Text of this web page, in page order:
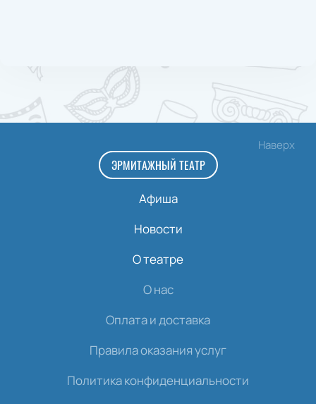
Наверх
ЭРМИТАЖНЫЙ ТЕАТР
Афиша
Новости
О театре
О нас
Оплата и доставка
Правила оказания услуг
Политика конфиденциальности